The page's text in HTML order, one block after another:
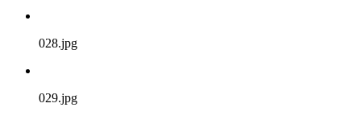
028.jpg
029.jpg